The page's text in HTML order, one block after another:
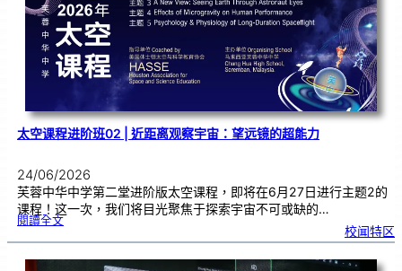
太空课程进阶班02 | 近距离观察宇宙：望远镜的超能力
24/06/2026
芙蓉中华中学第二堂进阶版太空课程，即将在6月27日进行主题2的
课程！这一次，我们将目光聚焦于探索宇宙不可或缺的…
閱讀全文:太
程
阶
班
校闻特区